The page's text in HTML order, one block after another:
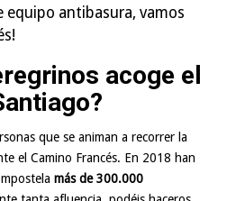
equipo antibasura, vamos
acoge el
que se animan a recorrer la
el Camino Francés. En 2018 han
más de 300.000